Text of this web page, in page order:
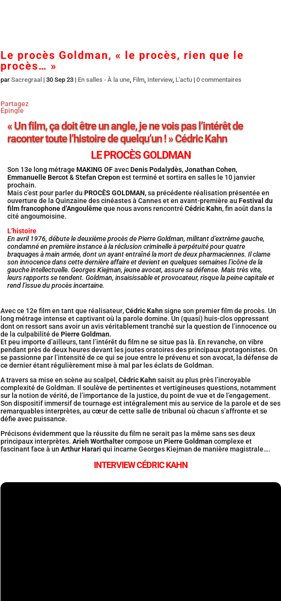
Le procès Goldman, « le procès, rien que le
procès… »
par Sacregraal | 30 Sep 23| En salles - À la une, Film, Interview, L'actu| 0 commentaires
Partagez
Épingle
« Un film, ça doit être un angle, je ne vois pas l’intérêt de
raconter toute l’histoire de quelqu’un ! » Cédric Kahn
LE PROCÈS GOLDMAN
Son 13e long métrage MAKING OFavecDenis Podalydès, Jonathan Cohen,
Emmanuelle Bercot&Stefan Creponest terminé et sortira en salles le 10 janvier
prochain.
Mais c’est pour parler du PROCÈS GOLDMAN,sa précédente réalisation présentée en
ouverture de la Quinzaine des cinéastes à Cannes et en avant-première au Festival du
film francophone d’Angoulêmeque nous avons rencontré Cédric Kahn, fin août dans la
cité angoumoisine.
L’histoire
En avril 1976, débute le deuxième procès de Pierre Goldman, militant d’extrême gauche,
condamné en première instance à la réclusion criminelle à perpétuité pour quatre
braquages à main armée, dont un ayant entraîné la mort de deux pharmaciennes. Il clame
son innocence dans cette dernière affaire et devient en quelques semaines l’icône de la
gauche intellectuelle. Georges Kiejman, jeune avocat, assure sa défense. Mais très vite,
leurs rapports se tendent. Goldman, insaisissable et provocateur, risque la peine capitale et
rend l’issue du procès incertaine.
Avec ce 12e film en tant que réalisateur, Cédric Kahnsigne son premier film de procès. Un
long métrage intense et captivant où la parole domine. Un (quasi) huis-clos oppressant
dont on ressort sans avoir un avis véritablement tranché sur la question de l’innocence ou
de la culpabilité de Pierre Goldman.
Et peu importe d’ailleurs, tant l’intérêt du film ne se situe pas là. En revanche, on vibre
pendant près de deux heures devant les joutes oratoires des principaux protagonistes. On
se passionne par l’intensité de ce qui se joue entre le prévenu et son avocat, la défense de
ce dernier étant régulièrement mise à mal par les éclats de Goldman.
A travers sa mise en scène au scalpel,Cédric Kahnsaisit au plus près l’incroyable
complexité de Goldman. Il soulève de pertinentes et vertigineuses questions, notamment
sur la notion de vérité, de l’importance de la justice, du point de vue et de l’engagement.
Son dispositif immersif de tournage est intégralement mis au service de la parole et de ses
remarquables interprètes, au cœur de cette salle de tribunal où chacun s’affronte et se
défie avec puissance.
Précisons évidemment que la réussite du film ne serait pas la même sans ses deux
principaux interprètes. Arieh Worthaltercompose un Pierre Goldmancomplexe et
fascinant face à un Arthur Harari qui incarne Georges Kiejman de manière magistrale….
INTERVIEW CÉDRIC KAHN